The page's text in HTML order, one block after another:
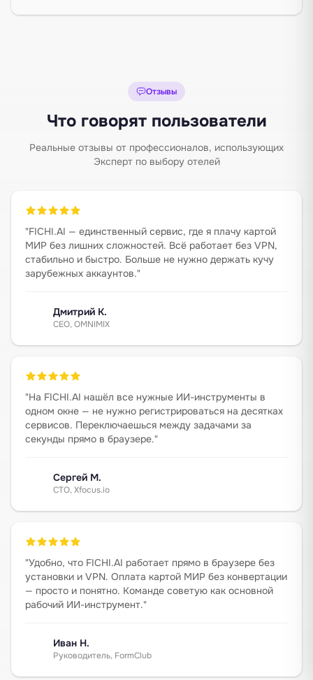
Отзывы
Что говорят пользователи
Реальные отзывы от профессионалов, использующих
Эксперт по выбору отелей
"FICHI.AI — единственный сервис, где я плачу картой
МИР без лишних сложностей. Всё работает без VPN,
стабильно и быстро. Больше не нужно держать кучу
зарубежных аккаунтов."
Дмитрий К.
CEO, OMNIMIX
"На FICHI.AI нашёл все нужные ИИ-инструменты в
одном окне — не нужно регистрироваться на десятках
сервисов. Переключаешься между задачами за
секунды прямо в браузере."
Сергей М.
CTO, Xfocus.io
"Удобно, что FICHI.AI работает прямо в браузере без
установки и VPN. Оплата картой МИР без конвертации
— просто и понятно. Команде советую как основной
рабочий ИИ-инструмент."
Иван Н.
Руководитель, FormClub